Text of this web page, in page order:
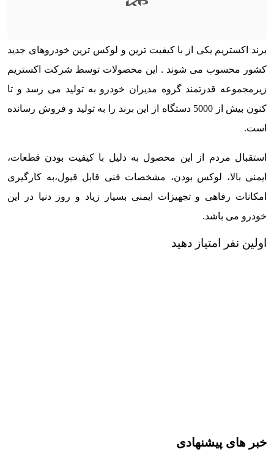
برند اکستریم یکی از با کیفیت ترین و لوکس ترین خودروهای جدید
کشور محسوب می شوند . این محصولات توسط شرکت اکستریم
زیرمجموعه قدرتمند گروه مدیران خودرو به تولید می رسد و تا
کنون بیش از 5000 دستگاه از این برند را به تولید و فروش رسانده
است.
استقبال مردم از این محصول به دلیل با کیفیت بودن قطعات،
ایمنی بالا، لوکس بودن، مشخصات فنی قابل قبول،به کارگیری
امکانات رفاهی و تجهیزات ایمنی بسیار زیاد و روز دنیا در این
خودرو می باشد.
اولین نفر امتیاز دهید
خبر های پیشنهادی